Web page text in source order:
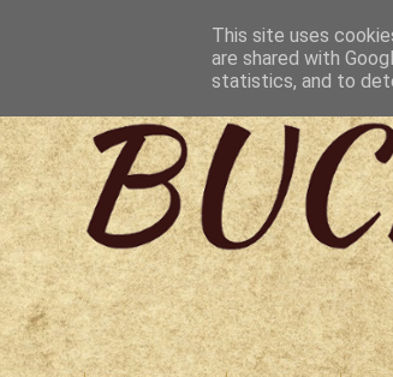
This site uses
are shared with
statistics, and to